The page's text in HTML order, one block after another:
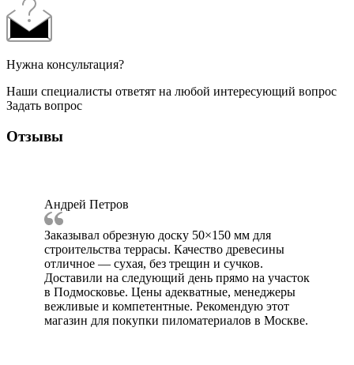
Нужна консультация?
Наши специалисты ответят на любой интересующий вопрос
Задать вопрос
Отзывы
Андрей Петров
Заказывал обрезную доску 50×150 мм для
строительства террасы. Качество древесины
отличное — сухая, без трещин и сучков.
Доставили на следующий день прямо на участок
в Подмосковье. Цены адекватные, менеджеры
вежливые и компетентные. Рекомендую этот
магазин для покупки пиломатериалов в Москве.